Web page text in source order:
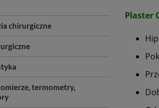
chirurgiczne
termometry,
Plaster